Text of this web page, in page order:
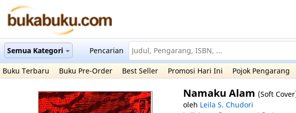
Semua Kategori Pencarian
Buku Terbaru
Buku Pre-Order Best Seller Promosi Hari Ini Pojok Pengarang
Namaku Alam (Soft
oleh Leila S. Chudori